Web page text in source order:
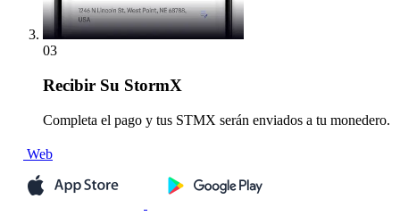
03
Recibir Su StormX
Completa el pago y tus STMX serán enviados a tu monedero.
Web